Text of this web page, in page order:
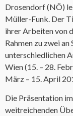
Drosendorf (NÖ)
Müller-Funk. Der
ihrer Arbeiten von
Rahmen zu zwei
unterschiedlichen
Wien (15. – 28.
März – 15. April
Die Präsentation
weitreichenden